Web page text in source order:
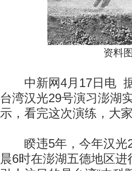
资料
中新网4月17日电 据
台湾汉光29号演习澎湖
示，看完这次演练，大
睽违5年，今年汉光
晨6时在澎湖五德地区